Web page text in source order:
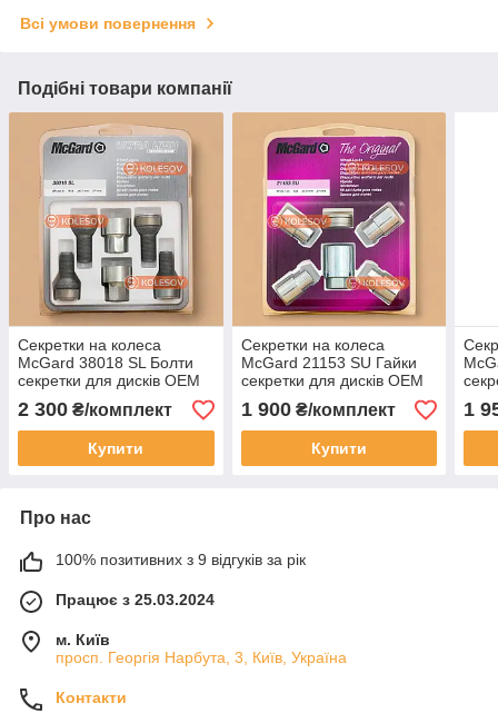
Всі умови повернення
Подібні товари компанії
Секретки на колеса
McGard 38018 SL Болти
секретки для дисків OEM
Audi Mercedes Volkswagen
Skoda
2 300 ₴/комплект
Купити
Секретки на колеса
McGard 21153 SU Гайки
секретки для дисків OEM
Infinity
1 900₴/комплект
Купити
1
Про нас
100% позитивних з 9 відгуків за рік
Працює з 25.03.2024
м. Київ
просп. Георгія Нарбута, 3, Київ, Україна
Контакти